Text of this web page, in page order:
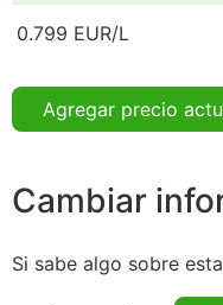
0.799 EUR/L
Agregar precio
Cambiar
Si sabe algo sobre